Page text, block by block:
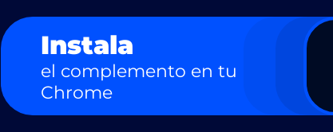
Instala
el complemento en tu
Chrome